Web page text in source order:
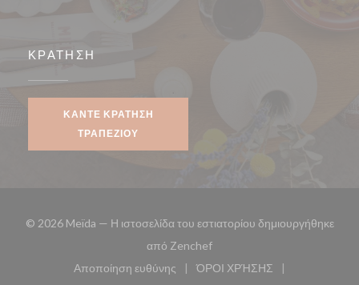
ΚΡΆΤΗΣΗ
ΚΆΝΤΕ ΚΡΆΤΗΣΗ
ΤΡΑΠΕΖΙΟΎ
© 2026 Meïda — Η ιστοσελίδα του εστιατορίου δημιουργήθηκε
από Zenchef((ανοίγει σε νέο παράθυρο))
Αποποίηση ευθύνης
((ανοίγει σε νέο παράθυρο))
ΌΡΟΙ ΧΡΉΣΗΣ
((ανοίγει σε νέο